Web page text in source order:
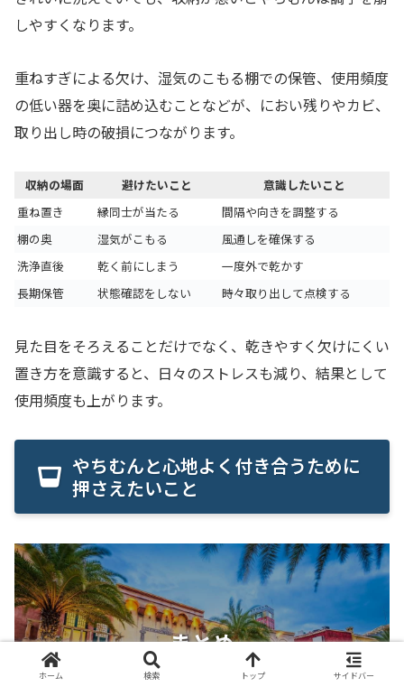
しやすくなります。
重ねすぎによる欠け、湿気のこもる棚での保管、使用頻度
の低い器を奥に詰め込むことなどが、におい残りやカビ、
取り出し時の破損につながります。
収納の場面 避けたいこと
意識したいこと
重ね置き
縁同士が当たる
間隔や向きを調整する
棚の奥
湿気がこもる
風通しを確保する
洗浄直後
乾く前にしまう
一度外で乾かす
長期保管
状態確認をしない 時々取り出して点検する
見た目をそろえることだけでなく、乾きやすく欠けにくい
置き方を意識すると、日々のストレスも減り、結果として
使用頻度も上がります。
やちむんと心地よく付き合うために
押さえたいこと
まとめ
ホーム 検索 トップ サイドバー